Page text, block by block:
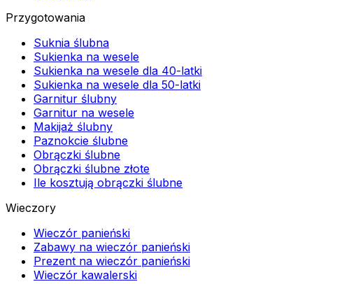
Przygotowania
Suknia ślubna
Sukienka na wesele
Sukienka na wesele dla 40-latki
Sukienka na wesele dla 50-latki
Garnitur ślubny
Garnitur na wesele
Makijaż ślubny
Paznokcie ślubne
Obrączki ślubne
Obrączki ślubne złote
Ile kosztują obrączki ślubne
Wieczory
Wieczór panieński
Zabawy na wieczór panieński
Prezent na wieczór panieński
Wieczór kawalerski